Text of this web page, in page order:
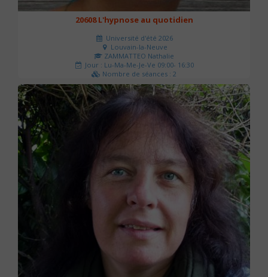
20608 L'hypnose au quotidien
Université d'été 2026
Louvain-la-Neuve
ZAMMATTEO Nathalie
Jour : Lu-Ma-Me-Je-Ve 09:00- 16:30
Nombre de séances : 2
140 €